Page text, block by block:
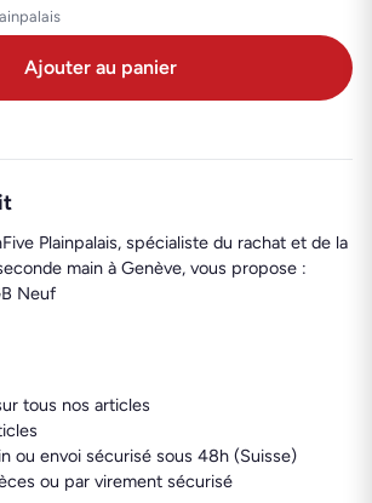
Ajouter au panier
Plainpalais, spécialiste du rachat et de la
main à Genève, vous propose :
Neuf
tous nos articles
ou envoi sécurisé sous 48h (Suisse)
ou par virement sécurisé